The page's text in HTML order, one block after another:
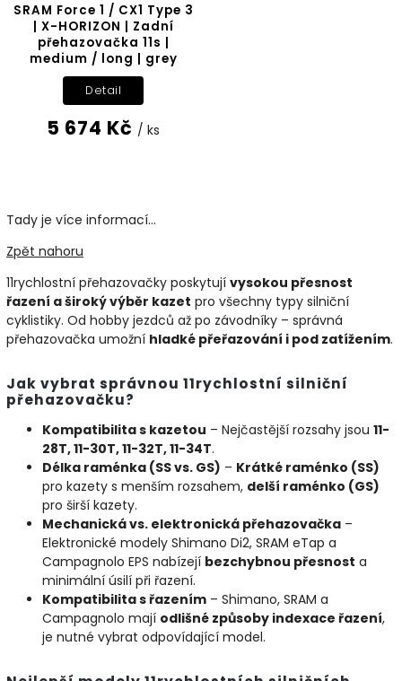
SRAM Force 1 / CX1 Type 3
| X-HORIZON | Zadní
přehazovačka 11s |
medium / long | grey
5 674 Kč / ks
Detail
Tady je více informací...
Zpět nahoru
11rychlostní přehazovačky poskytují vysokou přesnost
řazení a široký výběr kazet pro všechny typy silniční
cyklistiky. Od hobby jezdců až po závodníky – správná
přehazovačka umožní hladké přeřazování i pod zatížením.
Jak vybrat správnou 11rychlostní silniční
přehazovačku?
Kompatibilita s kazetou – Nejčastější rozsahy jsou 11-
28T, 11-30T, 11-32T, 11-34T.
Délka raménka (SS vs. GS) – Krátké raménko (SS)
pro kazety s menším rozsahem, delší raménko (GS)
pro širší kazety.
Mechanická vs. elektronická přehazovačka –
Elektronické modely Shimano Di2, SRAM eTap a
Campagnolo EPS nabízejí bezchybnou přesnost a
minimální úsilí při řazení.
Kompatibilita s řazením – Shimano, SRAM a
Campagnolo mají odlišné způsoby indexace řazení,
je nutné vybrat odpovídající model.